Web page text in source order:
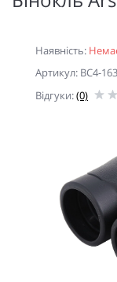
Наявність:
Артикул: BC4-
Відгуки:(0)